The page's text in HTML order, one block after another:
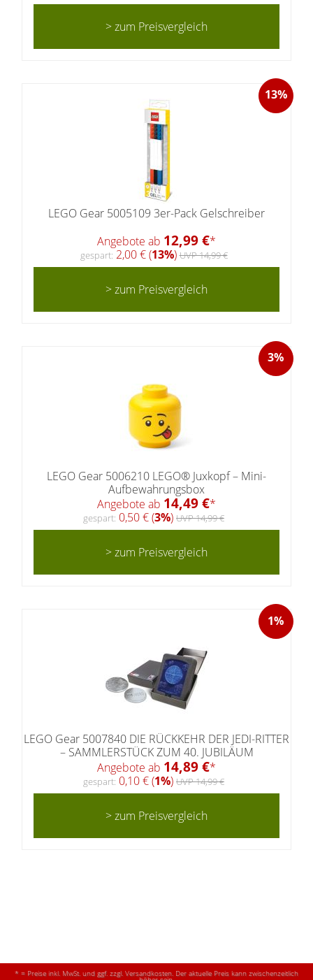
> zum Preisvergleich
13%
LEGO Gear 5005109 3er-Pack Gelschreiber
Angebote ab 12,99 €*
gespart: 2,00 € (13%)UVP 14,99 €
> zum Preisvergleich
3%
LEGO Gear 5006210 LEGO® Juxkopf – Mini-
Aufbewahrungsbox
Angebote ab 14,49 €*
gespart: 0,50 € (3%) UVP 14,99 €
> zum Preisvergleich
1%
LEGO Gear 5007840 DIE RÜCKKEHR DER JEDI-RITTER
– SAMMLERSTÜCK ZUM 40. JUBILÄUM
Angebote ab 14,89 €*
gespart: 0,10 € (1%) UVP 14,99 €
> zum Preisvergleich
* = Preise inkl. MwSt. und ggf. zzgl. Versandkosten. Der aktuelle Preis kann zwischenzeitlich